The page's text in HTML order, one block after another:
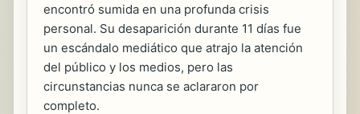
encontró sumida en una profunda crisis
personal. Su desaparición durante 11 días fue
un escándalo mediático que atrajo la atención
del público y los medios, pero las
circunstancias nunca se aclararon por
completo.